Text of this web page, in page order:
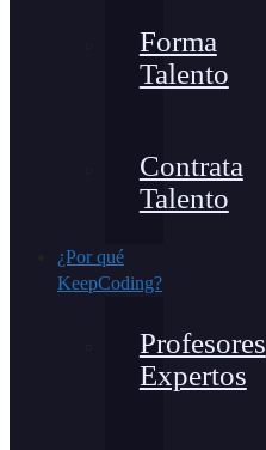
Forma
Talento
Contrata
Talento
¿Por qué
KeepCoding?
Profesores
Expertos